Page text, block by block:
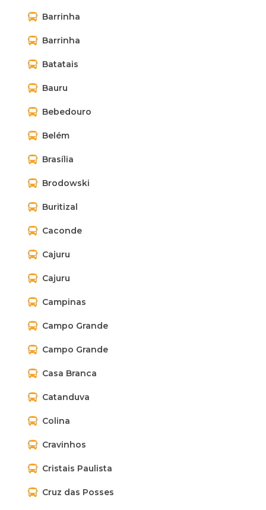
Barrinha
Barrinha
Batatais
Bauru
Bebedouro
Belém
Brasília
Brodowski
Buritizal
Caconde
Cajuru
Cajuru
Campinas
Campo Grande
Campo Grande
Casa Branca
Catanduva
Colina
Cravinhos
Cristais Paulista
Cruz das Posses